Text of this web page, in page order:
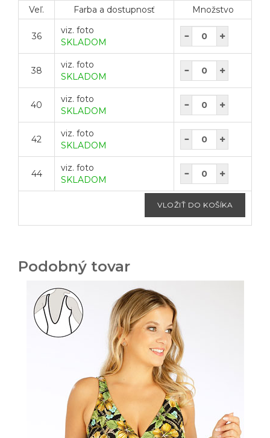
Veľ. Farba a dostupnosť Množstvo
36
viz. foto
SKLADOM
38
viz. foto
SKLADOM
40
viz. foto
SKLADOM
42
viz. foto
SKLADOM
44
viz. foto
SKLADOM
Podobný tovar